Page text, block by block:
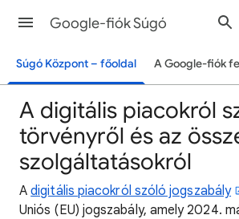
Google-fiók Súgó
Súgó Központ – főoldal A Google-fiók
A digitális piacokról
törvényről és az
szolgáltatásokról
Adigitális piacokról szóló jogszabály
Uniós (EU) jogszabály, amely 2024.